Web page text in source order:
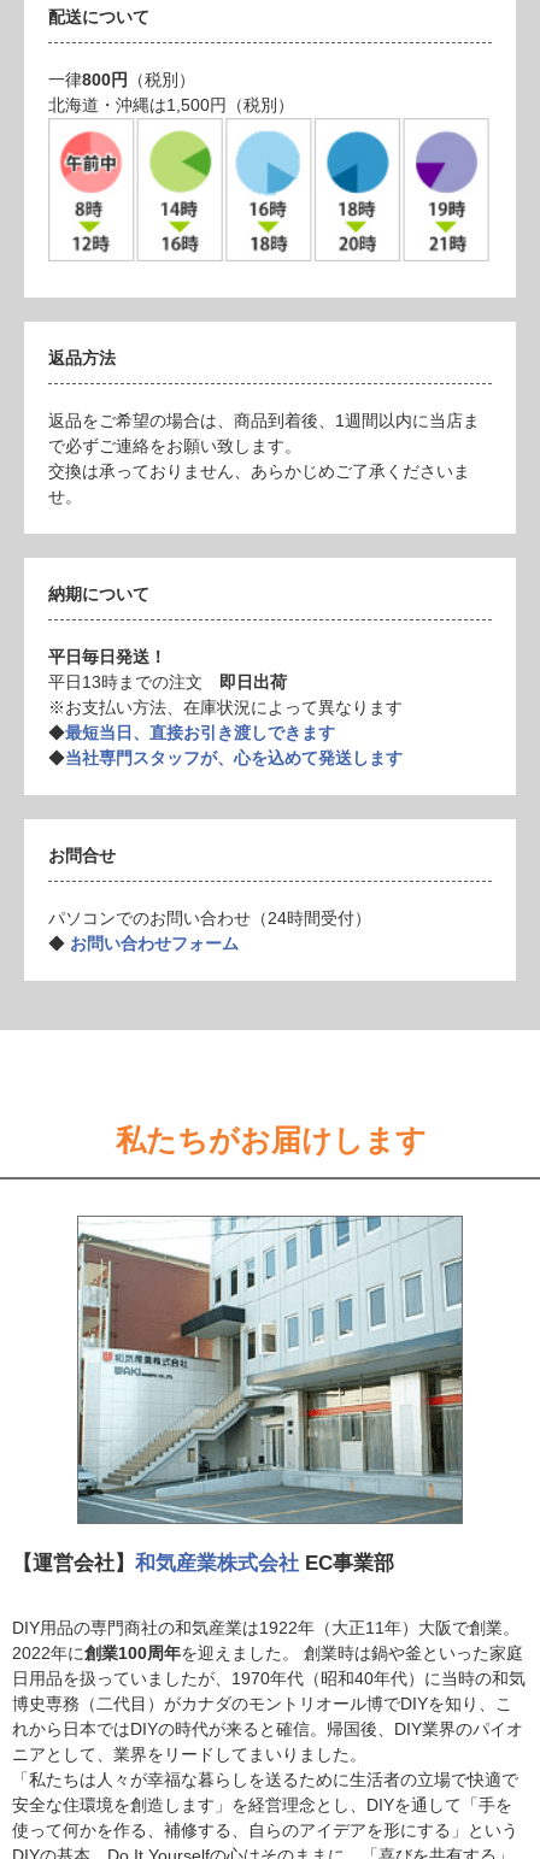
配送について
一律800円
（税別）
北海道・沖縄は1,500円（税別）
返品方法
返品をご希望の場合は、商品到着後、1週間以内に当店ま
で必ずご連絡をお願い致します。
交換は承っておりません、あらかじめご了承くださいま
せ。
納期について
平日毎日発送！
平日13時までの注文 即日出荷
※お支払い方法、在庫状況によって異なります
◆最短当日、直接お引き渡しできます
◆当社専門スタッフが、心を込めて発送します
お問合せ
パソコンでのお問い合わせ（24時間受付）
◆ お問い合わせフォーム
私たちがお届けします
【運営会社】 和気産業株式会社 EC事業部
DIY用品の専門商社の和気産業は1922年（大正11年）大阪で創業。
2022年に創業100周年を迎えました。 創業時は鍋や釜といった家庭
日用品を扱っていましたが、1970年代（昭和40年代）に当時の和気
博史専務（二代目）がカナダのモントリオール博でDIYを知り、こ
れから日本ではDIYの時代が来ると確信。帰国後、DIY業界のパイオ
ニアとして、業界をリードしてまいりました。
「私たちは人々が幸福な暮らしを送るために生活者の立場で快適で
安全な住環境を創造します」を経営理念とし、DIYを通して「手を
使って何かを作る、補修する、自らのアイデアを形にする」という